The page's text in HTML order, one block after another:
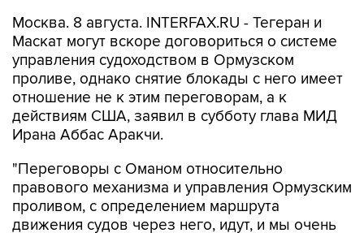
Москва. 8 августа. INTERFAX.RU - Тегеран и
Маскат могут вскоре договориться о системе
управления судоходством в Ормузском
проливе, однако снятие блокады с него имеет
отношение не к этим переговорам, а к
действиям США, заявил в субботу глава МИД
Ирана Аббас Аракчи.
"Переговоры с Оманом относительно
правового механизма и управления Ормузским
проливом, с определением маршрута
движения судов через него, идут, и мы очень